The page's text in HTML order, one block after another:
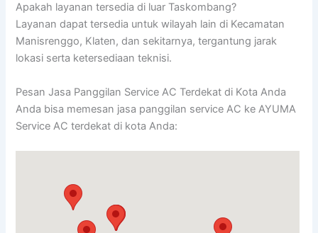
Apakah layanan tersedia di luar Taskombang?
Layanan dapat tersedia untuk wilayah lain di Kecamatan
Manisrenggo, Klaten, dan sekitarnya, tergantung jarak
lokasi serta ketersediaan teknisi.
Pesan Jasa Panggilan Service AC Terdekat di Kota Anda
Anda bisa memesan jasa panggilan service AC ke AYUMA
Service AC terdekat di kota Anda: